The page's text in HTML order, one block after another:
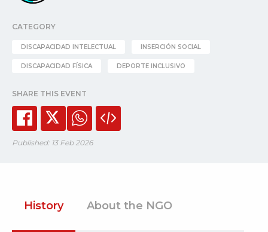
CATEGORY
DISCAPACIDAD INTELECTUAL INSERCIÓN SOCIAL
DISCAPACIDAD FÍSICA DEPORTE INCLUSIVO
SHARE THIS EVENT
Published: 13 Feb 2026
History About the NGO